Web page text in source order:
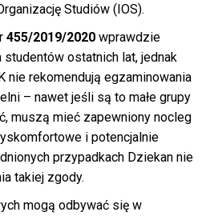
Studiów (IOS).
455/2019/2020 wprawdzie
ostatnich lat, jednak
nie rekomendują egzaminowania
– nawet jeśli są to małe grupy
muszą mieć zapewniony nocleg
i potencjalnie
przypadkach Dziekan nie
takiej zgody.
mogą odbywać się w